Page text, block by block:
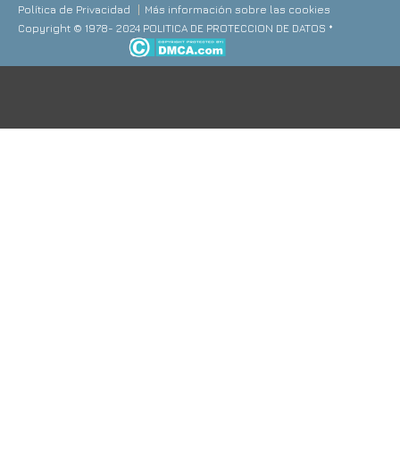
Política de Privacidad
Más información sobre las cookies
Copyright © 1978- 2024 POLITICA DE PROTECCION DE DATOS *